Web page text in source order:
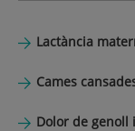
Lactància
Cames
Dolor de